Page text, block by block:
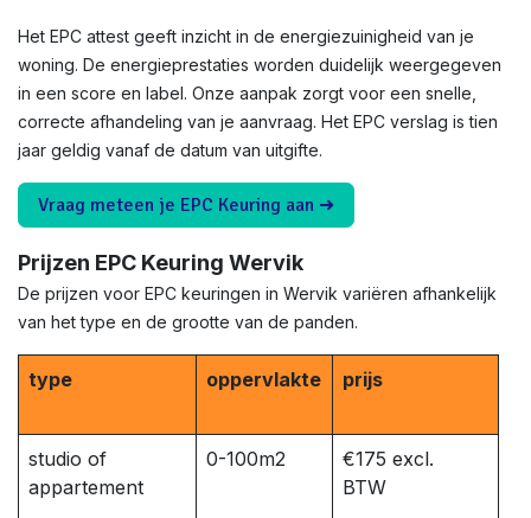
Het EPC attest geeft inzicht in de energiezuinigheid van je
woning. De energieprestaties worden duidelijk weergegeven
in een score en label. Onze aanpak zorgt voor een snelle,
correcte afhandeling van je aanvraag. Het EPC verslag is tien
jaar geldig vanaf de datum van uitgifte.
Vraag meteen je EPC Keuring aan ➜
Prijzen EPC Keuring Wervik
De prijzen voor EPC keuringen in Wervik variëren afhankelijk
van het type en de grootte van de panden.
type oppervlakte prijs
studio of
appartement
0-100m2
€175 excl.
BTW